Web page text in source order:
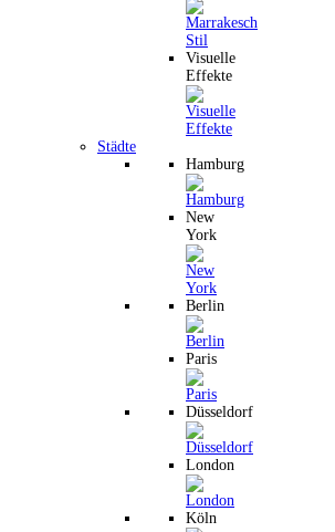
Visuelle
Effekte
Städte
Hamburg
New
York
Berlin
Paris
Düsseldorf
London
Köln